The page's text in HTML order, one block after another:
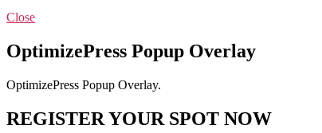
Close
OptimizePress Popup Overlay
OptimizePress Popup Overlay.
REGISTER YOUR SPOT NOW